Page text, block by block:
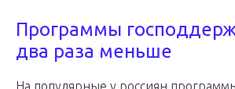
Программы
два раза меньше
На популярные у россиян